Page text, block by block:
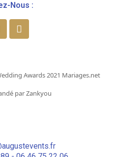
Nous :